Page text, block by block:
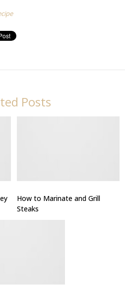
Posts
How to Marinate and Grill
Steaks